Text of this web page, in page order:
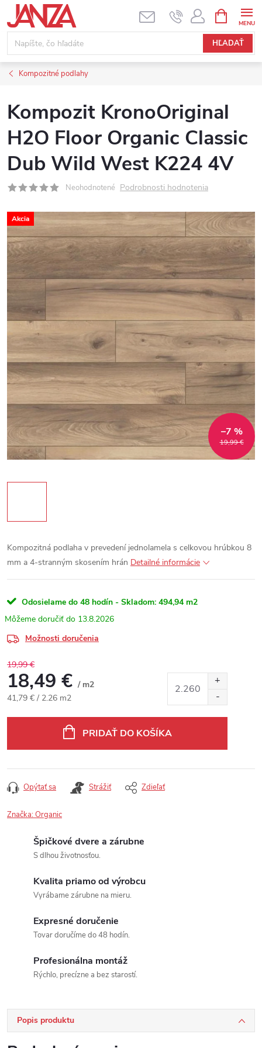
Prejsť na obsah
HĽADAŤ
Kompozitné podlahy
Kompozit KronoOriginal
H2O Floor Organic Classic
Dub Wild West K224 4V
Neohodnotené Podrobnosti hodnotenia
Akcia
19,99 €
–7 %
Kompozitná podlaha v prevedení jednolamela s celkovou hrúbkou 8
mm a 4-stranným skosením hrán Detailné informácie
Odosielame do 48 hodín - Skladom: 494,94 m2
13.8.2026
Možnosti doručenia
19,99 €
18,49 € / m2
Jednotková cena:
41,79 € / 2.26 m2
PRIDAŤ DO KOŠÍKA
Opýtať sa Strážiť Zdieľať
Značka:Organic
Špičkové dvere a zárubne
S dlhou životnosťou.
Kvalita priamo od výrobcu
Vyrábame zárubne na mieru.
Expresné doručenie
Tovar doručíme do 48 hodín.
Profesionálna montáž
Rýchlo, precízne a bez starostí.
Popis produktu